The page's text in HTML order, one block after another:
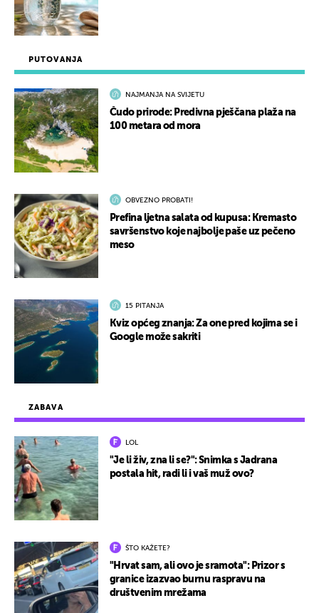
ZABAVA
LOL
"Je li živ, zna li se?": Snimka s Jadrana
postala hit, radi li i vaš muž ovo?
ŠTO KAŽETE?
"Hrvat sam, ali ovo je sramota": Prizor s
granice izazvao burnu raspravu na
društvenim mrežama
PUTOVANJA
NAJMANJA NA SVIJETU
Čudo prirode: Predivna pješčana plaža na
100 metara od mora
OBVEZNO PROBATI!
Prefina ljetna salata od kupusa: Kremasto
savršenstvo koje najbolje paše uz pečeno
meso
15 PITANJA
Kviz općeg znanja: Za one pred kojima se i
Google može sakriti